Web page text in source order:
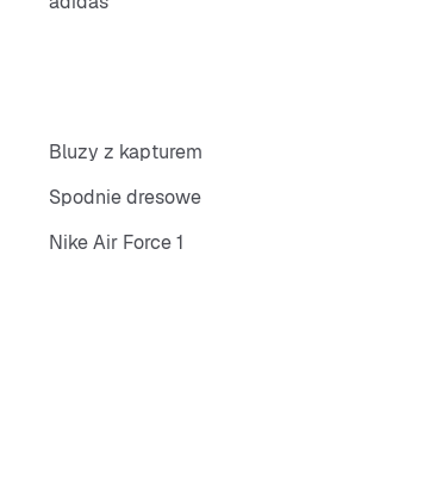
Bluzy z kapturem
Spodnie dresowe
Nike Air Force 1